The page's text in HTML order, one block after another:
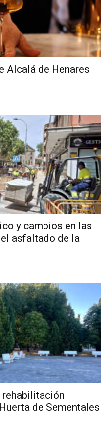
Alcalá de Henares
y cambios en las
asfaltado de la
rehabilitación
de Sementales